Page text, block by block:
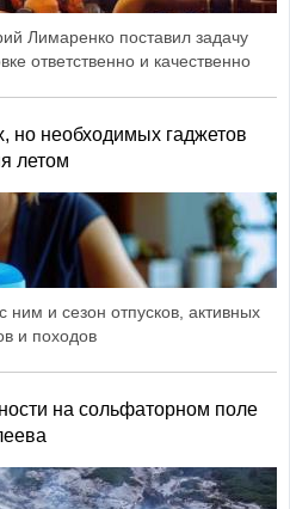
Лимаренко поставил задачу
ответственно и качественно
но необходимых гаджетов
летом
ним и сезон отпусков, активных
и походов
на сольфаторном поле